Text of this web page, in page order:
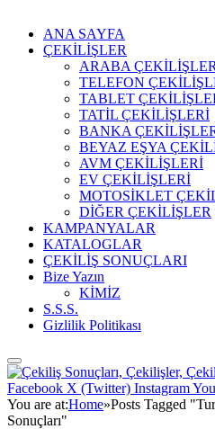
ANA SAYFA
ÇEKİLİŞLER
ARABA
TELEFON
TABLET
TATİL ÇEKİLİŞLERİ
BANKA
BEYAZ EŞYA
AVM ÇEKİLİŞLERİ
EV ÇEKİLİŞLERİ
MOTOSİKLET
DİĞER ÇEKİLİŞLER
KAMPANYALAR
KATALOGLAR
ÇEKİLİŞ SONUÇLARI
Bize Yazın
KİMİZ
S.S.S.
Gizlilik Politikası
Facebook X (Twitter) Instagram
You are at:Home»Posts Tagged
Sonuçları"